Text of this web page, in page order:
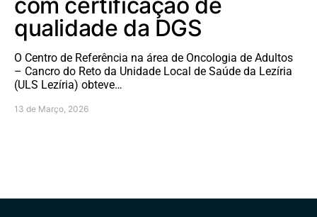
qualidade da DGS
O Centro de Referência na área de Oncologia de Adultos
– Cancro do Reto da Unidade Local de Saúde da Lezíria
(ULS Lezíria) obteve…
13 de Março, 2026